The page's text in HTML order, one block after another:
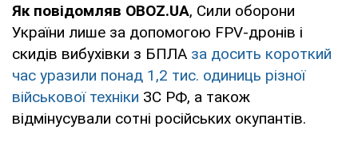
Як повідомляв OBOZ.UA, Сили оборони
України лише за допомогою FPV-дронів і
скидів вибухівки з БПЛА за досить короткий
час уразили понад 1,2 тис. одиниць різної
військової техніки ЗС РФ, а також
відмінусували сотні російських окупантів.